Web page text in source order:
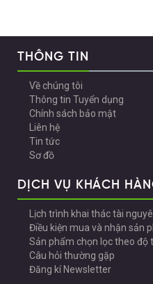
THÔNG TIN
Về chúng tôi
Thông tin Tuyển dụng
Chính sách bảo mật
Liên hệ
Tin tức
Sơ đồ
DỊCH VỤ KHÁCH
Lịch trình khai thác tài
Điều kiện mua và nhận sản
Sản phẩm chọn lọc theo độ
Câu hỏi thường gặp
Đăng kí Newsletter